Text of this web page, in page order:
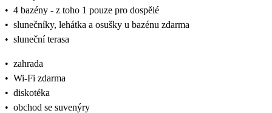
• 4 bazény - z toho 1 pouze pro dospělé
• slunečníky, lehátka a osušky u bazénu zdarma
• sluneční terasa
• zahrada
• Wi-Fi zdarma
• diskotéka
• obchod se suvenýry